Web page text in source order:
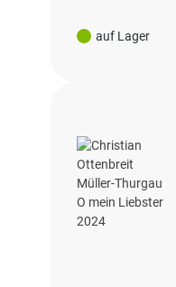
auf Lager